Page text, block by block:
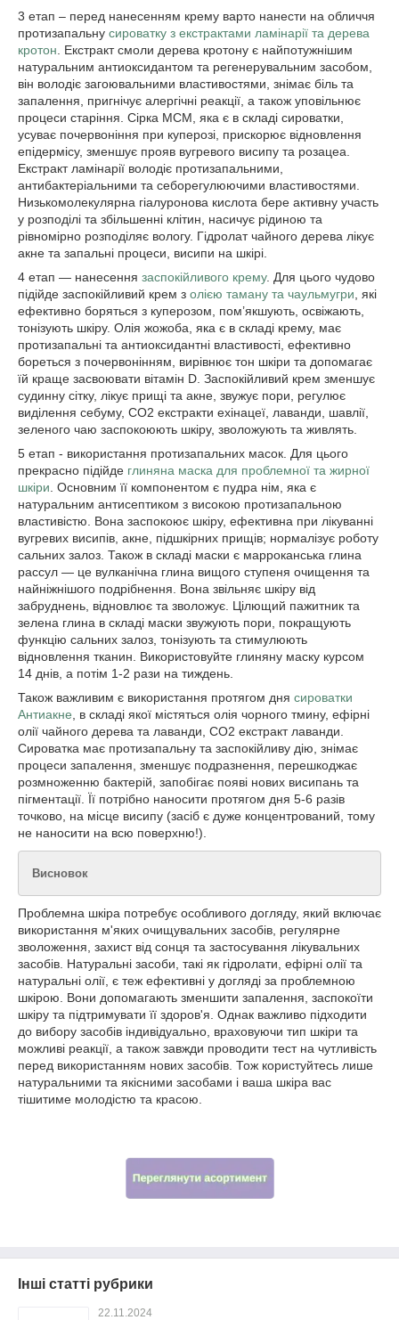
3 етап – перед нанесенням крему варто нанести на обличчя
протизапальну сироватку з екстрактами ламінарії та дерева
кротон . Екстракт смоли дерева кротону є найпотужнішим
натуральним антиоксидантом та регенерувальним засобом,
він володіє загоювальними властивостями, знімає біль та
запалення, пригнічує алергічні реакції, а також уповільнює
процеси старіння. Сірка МСМ, яка є в складі сироватки,
усуває почервоніння при куперозі, прискорює відновлення
епідермісу, зменшує прояв вугревого висипу та розацеа.
Екстракт ламінарії володіє протизапальними,
антибактеріальними та себорегулюючими властивостями.
Низькомолекулярна гіалуронова кислота бере активну участь
у розподілі та збільшенні клітин, насичує рідиною та
рівномірно розподіляє вологу. Гідролат чайного дерева лікує
акне та запальні процеси, висипи на шкірі.
4 етап — нанесення заспокійливого крему. Для цього чудово
підійде заспокійливий крем з олією таману та чаульмугри , які
ефективно боряться з куперозом, пом’якшують, освіжають,
тонізують шкіру. Олія жожоба, яка є в складі крему, має
протизапальні та антиоксидантні властивості, ефективно
бореться з почервонінням, вирівнює тон шкіри та допомагає
їй краще засвоювати вітамін D. Заспокійливий крем зменшує
судинну сітку, лікує прищі та акне, звужує пори, регулює
виділення себуму, СО2 екстракти ехінацеї, лаванди, шавлії,
зеленого чаю заспокоюють шкіру, зволожують та живлять.
5 етап - використання протизапальних масок. Для цього
прекрасно підійде глиняна маска для проблемної та жирної
шкіри . Основним її компонентом є пудра нім, яка є
натуральним антисептиком з високою протизапальною
властивістю. Вона заспокоює шкіру, ефективна при лікуванні
вугревих висипів, акне, підшкірних прищів; нормалізує роботу
сальних залоз. Також в складі маски є марроканська глина
рассул — це вулканічна глина вищого ступеня очищення та
найніжнішого подрібнення. Вона звільняє шкіру від
забруднень, відновлює та зволожує. Цілющий пажитник та
зелена глина в складі маски звужують пори, покращують
функцію сальних залоз, тонізують та стимулюють
відновлення тканин. Використовуйте глиняну маску курсом
14 днів, а потім 1-2 рази на тиждень.
Також важливим є використання протягом дня сироватки
Антиакне , в складі якої містяться олія чорного тмину, ефірні
олії чайного дерева та лаванди, СО2 екстракт лаванди.
Сироватка має протизапальну та заспокійливу дію, знімає
процеси запалення, зменшує подразнення, перешкоджає
розмноженню бактерій, запобігає появі нових висипань та
пігментації. Її потрібно наносити протягом дня 5-6 разів
точково, на місце висипу (засіб є дуже концентрований, тому
не наносити на всю поверхню!).
Висновок
Проблемна шкіра потребує особливого догляду, який включає
використання м'яких очищувальних засобів, регулярне
зволоження, захист від сонця та застосування лікувальних
засобів. Натуральні засоби, такі як гідролати, ефірні олії та
натуральні олії, є теж ефективні у догляді за проблемною
шкірою. Вони допомагають зменшити запалення, заспокоїти
шкіру та підтримувати її здоров'я. Однак важливо підходити
до вибору засобів індивідуально, враховуючи тип шкіри та
можливі реакції, а також завжди проводити тест на чутливість
перед використанням нових засобів. Тож користуйтесь лише
натуральними та якісними засобами і ваша шкіра вас
тішитиме молодістю та красою.
Інші статті рубрики
22.11.2024